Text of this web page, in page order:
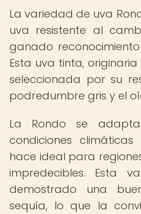
La variedad de uva
uva resistente al
ganado
Esta uva tinta,
seleccionada por su
podredumbre gris y el
La Rondo se
condiciones
hace ideal para
impredecibles. Esta
demostrado una
sequía, lo que la